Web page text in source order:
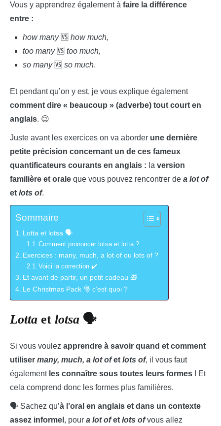
Vous y apprendrez également à faire la différence
entre :
how many🆚 how much,
too many🆚 too much,
so many🆚 so much.
Et pendant qu’on y est, je vous explique également
comment dire « beaucoup » (adverbe) tout court en
anglais. 😉
Juste avant les exercices on va aborder une dernière
petite précision concernant un de ces fameux
quantificateurs courants en anglais : la version
familière et orale que vous pouvez rencontrer de a lot of
et lots of.
Sommaire
Lotta et lotsa 🗣️
Comment prononcer lotsa et lotta ?
Exercices : many, much, a lot of ou lots of ?
Voici la correction ✔️
Et avant de partir, un petit cadeau 🎁
Le Christmas Pack 🎅 c’est quoi ?
Lotta et lotsa 🗣️
Si vous voulez apprendre à savoir quand et comment
utiliser many, much, a lot ofet lots of, il vous faut
également les connaître sous toutes leurs formes ! Et
cela comprend donc les formes plus familières.
🗣️ Sachez qu’à l’oral en anglais et dans un contexte
assez informel , pour a lot ofet lots ofvous allez